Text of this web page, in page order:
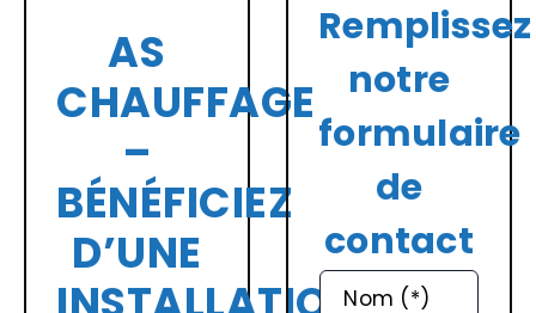
AS
CHAUFFAGE
–
BÉNÉFICIEZ
D’UNE
Remplissez
notre
formulaire
de
contact
Nom (*)